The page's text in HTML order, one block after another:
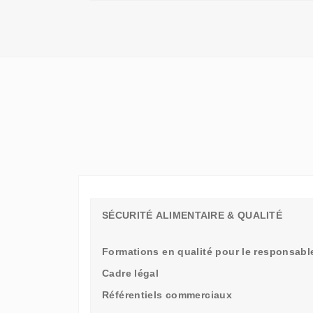
SÉCURITÉ ALIMENTAIRE & QUALITÉ
Formations en qualité pour le
Cadre légal
Référentiels commerciaux